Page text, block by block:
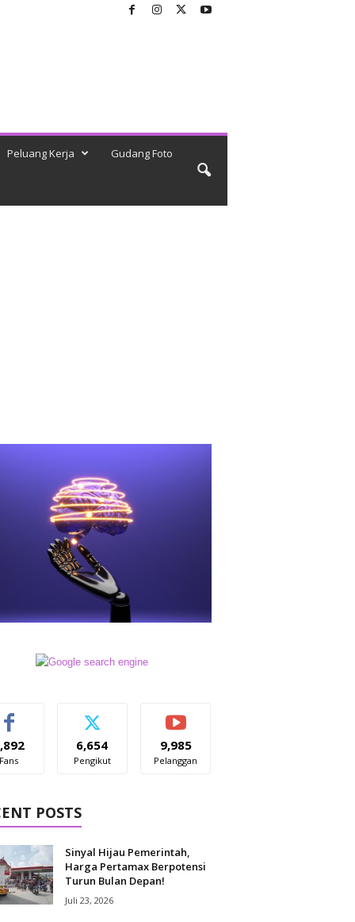
Peluang Kerja Gudang Foto
Fans
6,654
Pengikut
9,985
Pelanggan
POSTS
Sinyal Hijau Pemerintah,
Harga Pertamax Berpotensi
Turun Bulan Depan!
Juli 23, 2026